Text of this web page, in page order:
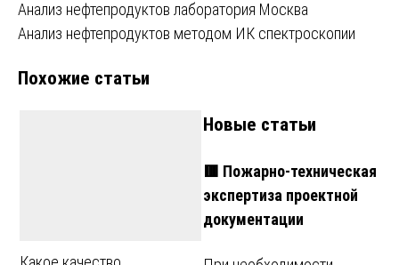
Навигация
записям
Анализ нефтепродуктов лаборатория Москва
Анализ нефтепродуктов методом ИК спектроскопии
Похожие статьи
Новые статьи
🟥 Пожарно-техническая
экспертиза проектной
документации